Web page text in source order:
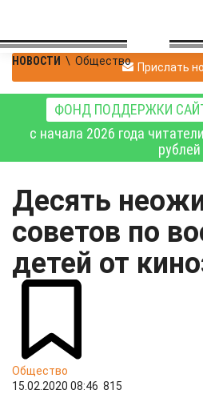
НОВОСТИ \ Общество Прислать
ФОНД ПОДДЕРЖКИ
с начала 2026 года
рублей
Десять
советов по
детей от
Общество
15.02.2020 08:46 815